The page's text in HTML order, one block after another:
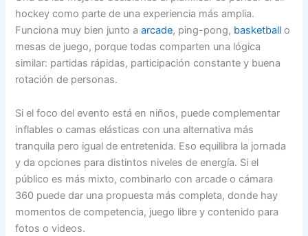
hockey como parte de una experiencia más amplia.
Funciona muy bien junto aarcade, ping-pong, basketball o
mesas de juego, porque todas comparten una lógica
similar: partidas rápidas, participación constante y buena
rotación de personas.
Si el foco del evento está en niños, puede complementar
inflables o camas elásticas con una alternativa más
tranquila pero igual de entretenida. Eso equilibra la jornada
y da opciones para distintos niveles de energía. Si el
público es más mixto, combinarlo con arcade o cámara
360 puede dar una propuesta más completa, donde hay
momentos de competencia, juego libre y contenido para
fotos o videos.